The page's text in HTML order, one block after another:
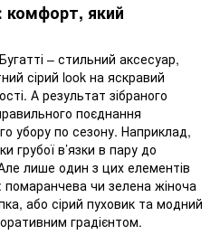
комфорт, який
– стильний аксесуар,
сірий look на яскравий
А результат зібраного
поєднання
убору по сезону. Наприклад,
грубої в’язки в пару до
лише один з цих елементів
чи зелена жіноча
або сірий пуховик та модний
градієнтом.